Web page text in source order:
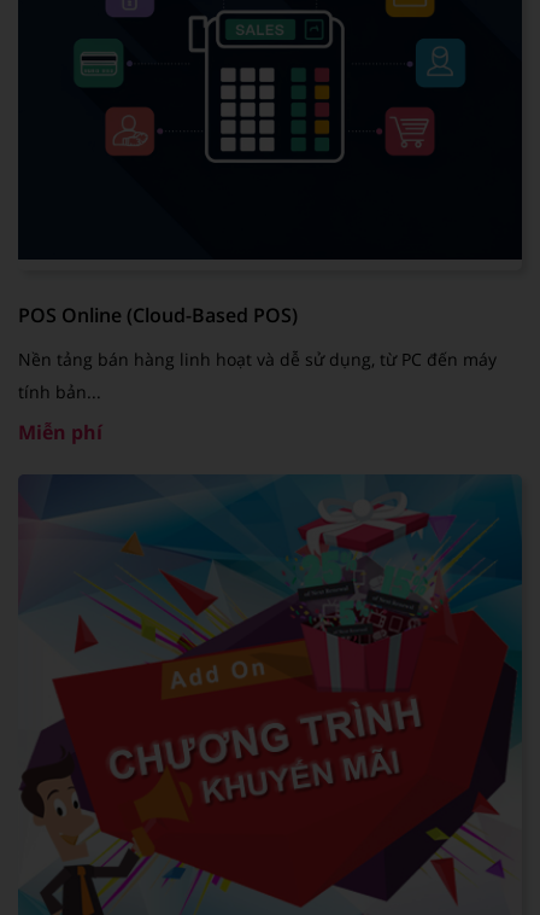
POS Online (Cloud-Based POS)
Nền tảng bán hàng linh hoạt và dễ sử dụng, từ PC đến máy
tính bản...
Miễn phí